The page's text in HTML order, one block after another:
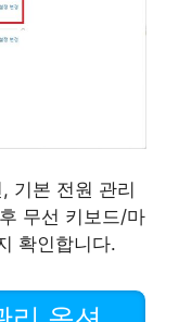
기본 전원 관리
무선 키보드/마
확인합니다.